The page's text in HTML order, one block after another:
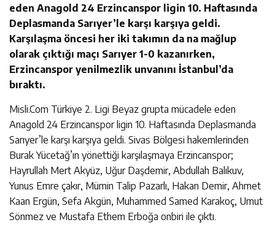
eden Anagold 24 Erzincanspor ligin 10. Haftasında
Deplasmanda Sarıyer’le karşı karşıya geldi.
Karşılaşma öncesi her iki takımın da na mağlup
olarak çıktığı maçı Sarıyer 1-0 kazanırken,
Erzincanspor yenilmezlik unvanını İstanbul’da
bıraktı.
Misli.Com Türkiye 2. Ligi Beyaz grupta mücadele eden
Anagold 24 Erzincanspor ligin 10. Haftasında Deplasmanda
Sarıyer’le karşı karşıya geldi. Sivas Bölgesi hakemlerinden
Burak Yücetağ’ın yönettiği karşılaşmaya Erzincanspor;
Hayrullah Mert Akyüz, Uğur Daşdemir, Abdullah Balıkuv,
Yunus Emre çakır, Mümin Talip Pazarlı, Hakan Demir, Ahmet
Kaan Ergün, Sefa Akgün, Muhammed Samed Karakoç, Umut
Sönmez ve Mustafa Ethem Erboğa onbiri ile çıktı.